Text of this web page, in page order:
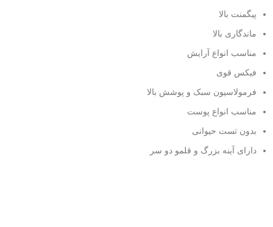
پیگمنت بالا
ماندگاری بالا
مناسب انواع آرایش
فیکس قوی
فرمولاسیون سبک و پوشش بالا
مناسب انواع پوست
بدون تست حیوانی
دارای آینه بزرگ و قلمو دو سر